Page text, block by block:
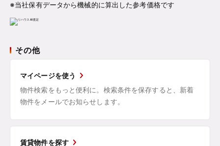
※当社保有データから機械的に算出した参考価格です
その他
マイページを使う
物件検索をもっと便利に。検索条件を保存すると、新着
物件をメールでお知らせします。
賃貸物件を探す